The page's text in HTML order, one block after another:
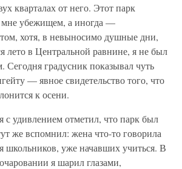
кварталах от него. Этот парк
мне убежищем, а иногда —
хотя, в невыносимо душные дни,
лето в Центральной равнине, я не был
Сегодня градусник показывал чуть
— явное свидетельство того, что
к осени.
с удивлением отметил, что парк был
же вспомнил: жена что-то говорила
школьников, уже начавших учиться. В
я шарил глазами,